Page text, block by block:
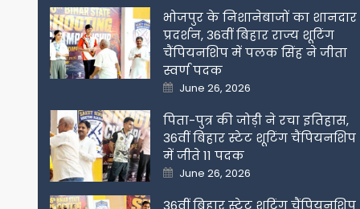
भोजपुर के निशानेबाजों का शानदार
प्रदर्शन, 36वीं बिहार राज्य शूटिंग
चैंपियनशिप में पलक सिंह ने जीता
स्वर्ण पदक
Posted
on
June 26, 2026
पिता-पुत्र की जोड़ी ने रचा इतिहास,
36वीं बिहार स्टेट शूटिंग चैंपियनशिप
में जीते 11 पदक
Posted
on
June 26, 2026
36वीं बिहार स्टेट शूटिंग चैंपियनशिप